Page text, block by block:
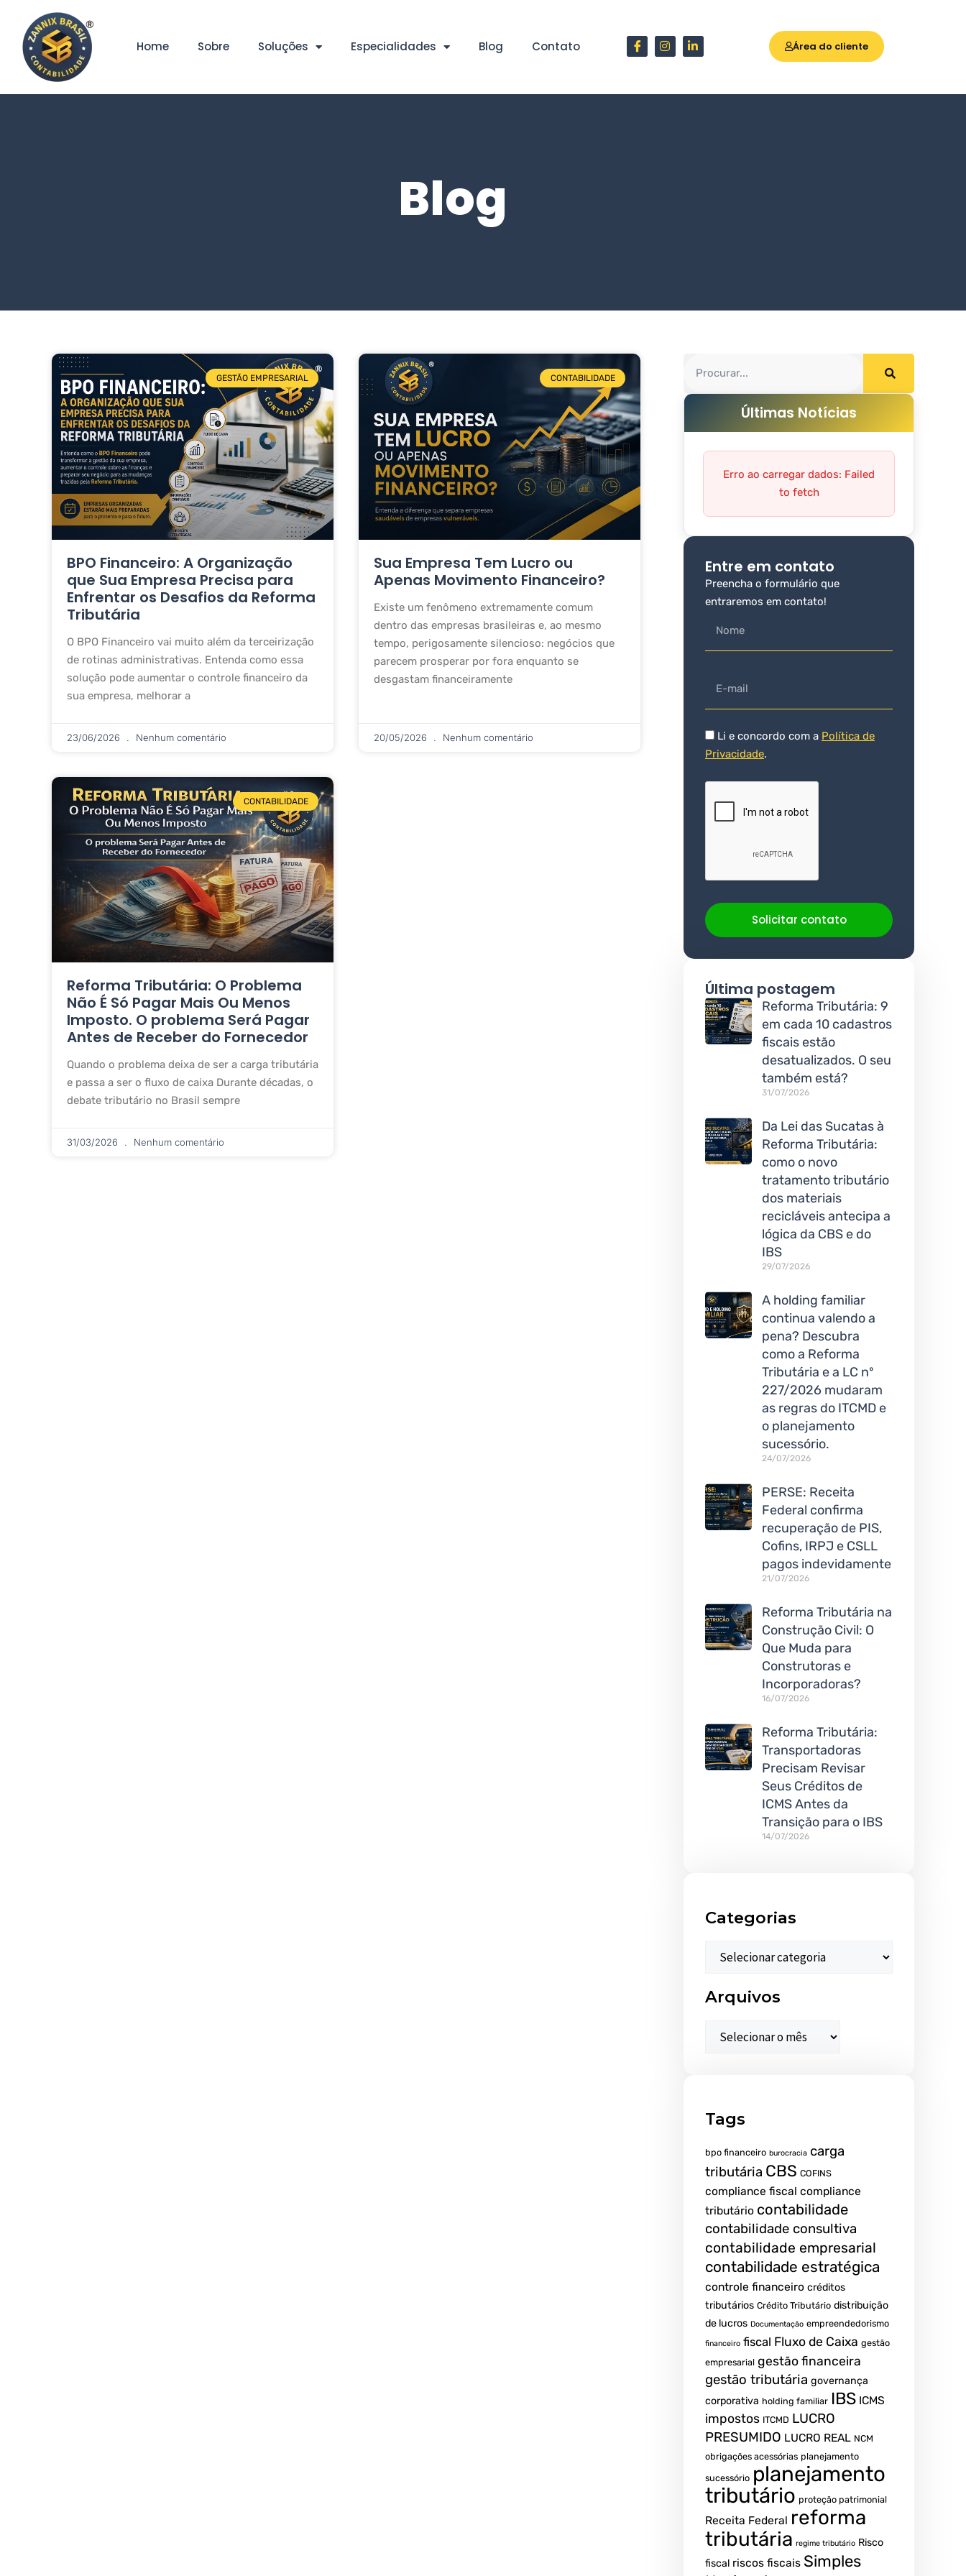
Home Sobre Soluções Especialidades Blog Contato Área do cliente
Blog
GESTÃO EMPRESARIAL
BPO Financeiro: A Organização
que Sua Empresa Precisa para
Enfrentar os Desafios da Reforma
Tributária
O BPO Financeiro vai muito além da terceirização
de rotinas administrativas. Entenda como essa
solução pode aumentar o controle financeiro da
sua empresa, melhorar a
23/06/2026 Nenhum comentário
CONTABILIDADE
Sua Empresa Tem Lucro ou
Apenas Movimento Financeiro?
Existe um fenômeno extremamente comum
dentro das empresas brasileiras e, ao mesmo
tempo, perigosamente silencioso: negócios que
parecem prosperar por fora enquanto se
desgastam financeiramente
20/05/2026 Nenhum comentário
CONTABILIDADE
Reforma Tributária: O Problema
Não É Só Pagar Mais Ou Menos
Imposto. O problema Será Pagar
Antes de Receber do Fornecedor
Quando o problema deixa de ser a carga tributária
e passa a ser o fluxo de caixa Durante décadas, o
debate tributário no Brasil sempre
31/03/2026 Nenhum comentário
Últimas Notícias
Erro ao carregar dados: Failed
to fetch
Entre em contato
Preencha o formulário que
entraremos em contato!
Li e concordo com a Política de
Privacidade.
Solicitar contato
Última postagem
Reforma Tributária: 9
em cada 10 cadastros
fiscais estão
desatualizados. O seu
também está?
31/07/2026
Da Lei das Sucatas à
Reforma Tributária:
como o novo
tratamento tributário
dos materiais
recicláveis antecipa a
lógica da CBS e do
IBS
29/07/2026
A holding familiar
continua valendo a
pena? Descubra
como a Reforma
Tributária e a LC nº
227/2026 mudaram
as regras do ITCMD e
o planejamento
sucessório.
24/07/2026
PERSE: Receita
Federal confirma
recuperação de PIS,
Cofins, IRPJ e CSLL
pagos indevidamente
21/07/2026
Reforma Tributária na
Construção Civil: O
Que Muda para
Construtoras e
Incorporadoras?
16/07/2026
Reforma Tributária:
Transportadoras
Precisam Revisar
Seus Créditos de
ICMS Antes da
Transição para o IBS
14/07/2026
Categorias
Arquivos
Tags
bpo financeiro burocracia carga
tributária CBS COFINS
compliance fiscal compliance
tributário contabilidade
contabilidade consultiva
contabilidade empresarial
contabilidade estratégica
controle financeiro créditos
tributários Crédito Tributário distribuição
de lucros Documentação empreendedorismo
financeiro fiscal Fluxo de Caixa gestão
empresarial gestão financeira
gestão tributária governança
corporativa holding familiar IBS ICMS
impostos ITCMD LUCRO
PRESUMIDO LUCRO REAL NCM
obrigações acessórias planejamento
sucessório planejamento
tributário proteção patrimonial
Receita Federal reforma
tributária regime tributário Risco
fiscal riscos fiscais Simples